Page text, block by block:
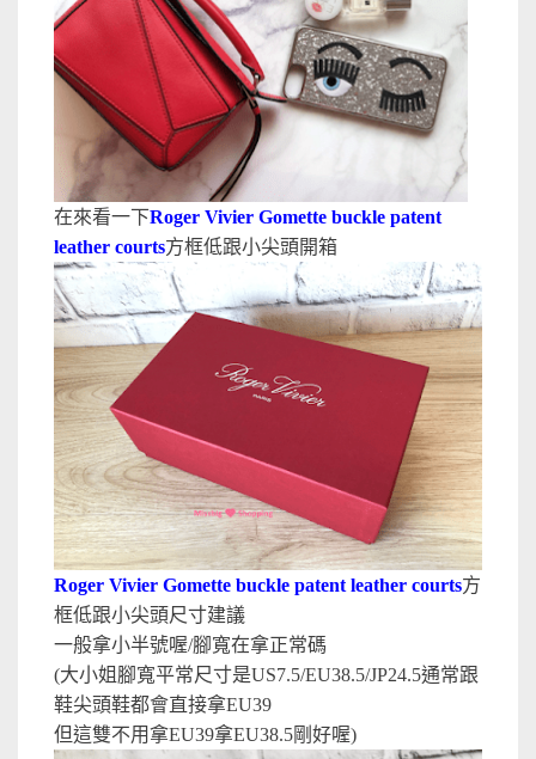
在來看一下Roger Vivier Gomette buckle patent
leather courts方框低跟小尖頭開箱
Roger Vivier Gomette buckle patent leather courts方
框低跟小尖頭尺寸建議
一般拿小半號喔/腳寬在拿正常碼
(大小姐腳寬平常尺寸是US7.5/EU38.5/JP24.5通常跟
鞋尖頭鞋都會直接拿EU39
但這雙不用拿EU39拿EU38.5剛好喔)